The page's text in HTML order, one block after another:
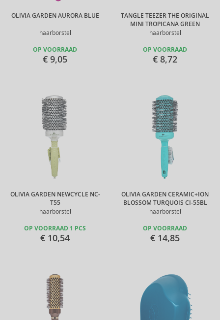
OLIVIA GARDEN AURORA BLUE
haarborstel
OP VOORRAAD
€ 9,05
TANGLE TEEZER THE ORIGINAL
MINI TROPICANA GREEN
haarborstel
OP VOORRAAD
€ 8,72
OLIVIA GARDEN NEWCYCLE NC-
T55
haarborstel
OP VOORRAAD 1 PCS
€ 10,54
OLIVIA GARDEN CERAMIC+ION
BLOSSOM TURQUOIS CI-55BL
haarborstel
OP VOORRAAD
€ 14,85